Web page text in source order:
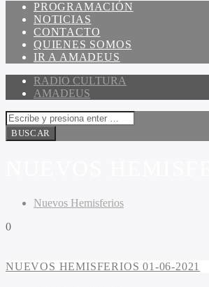
PROGRAMACIÓN
NOTICIAS
CONTACTO
QUIENES SOMOS
IR A AMADEUS
RADIO CULTURA
AMADEUS
Nuevos Hemisferios
0
NUEVOS HEMISFERIOS 01-06-2021